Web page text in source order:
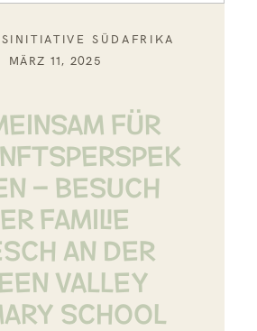
SÜDAFRIKA
MÄRZ 11, 2025
für
– Besuch
Familie
an der
Valley
School